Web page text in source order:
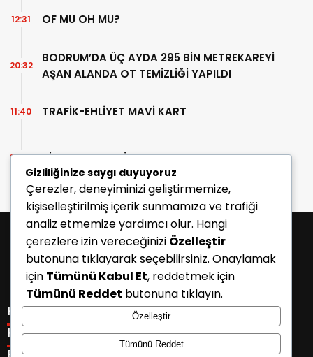
OF MU OH MU?
12:31
BODRUM’DA ÜÇ AYDA 295 BİN METREKAREYİ
AŞAN ALANDA OT TEMİZLİĞİ YAPILDI
20:32
TRAFİK-EHLİYET MAVİ KART
11:40
BİR AHMET TELLİ YAZISI
07:30
KATEGORİLER
Menü seçimi yapın. WP-ADMIN → Görünüm → Menüler
sayfasından menü eşleştirmesi yapınız.
KISAYOLLAR
Menü seçimi yapın. WP-ADMIN → Görünüm → Menüler
E-BÜLTEN
Gizliliğinize saygı duyuyoruz
Çerezler, deneyiminizi geliştirmemize,
kişiselleştirilmiş içerik sunmamıza ve trafiği
analiz etmemize yardımcı olur. Hangi
çerezlere izin vereceğinizi Özelleştir
butonuna tıklayarak seçebilirsiniz. Onaylamak
için Tümünü Kabul Et, reddetmek için
Tümünü Reddet butonuna tıklayın.
Özelleştir
Tümünü Reddet